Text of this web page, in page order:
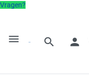
Vragen?
menu search person